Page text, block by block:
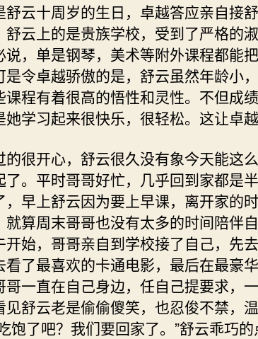
十周岁的生日，卓越答应亲自接
舒云上的是贵族学校，受到了严格的
说，单是钢琴，美术等附外课程都能
是令卓越骄傲的是，舒云虽然年龄小
程有着很高的悟性和灵性。不但成绩
学习起来很快乐，很轻松。这让卓越
开心，舒云很久没有象今天能这
了。平时哥哥好忙，几乎回到家都是
，早上舒云因为要上早课，离开家的
就算周末哥哥也没有太多的时间陪伴
开始，哥哥亲自到学校接了自己，先
看了最喜欢的卡通电影，最后在最豪
哥一直在自己身边，任自己提要求，
见舒云老是偷偷傻笑，也忍俊不禁，
饱了吧？我们要回家了。”舒云乖巧的